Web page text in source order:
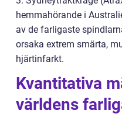
hemmahörande i
av de farligaste
orsaka extrem smärta,
hjärtinfarkt.
Kvantitativa
världens